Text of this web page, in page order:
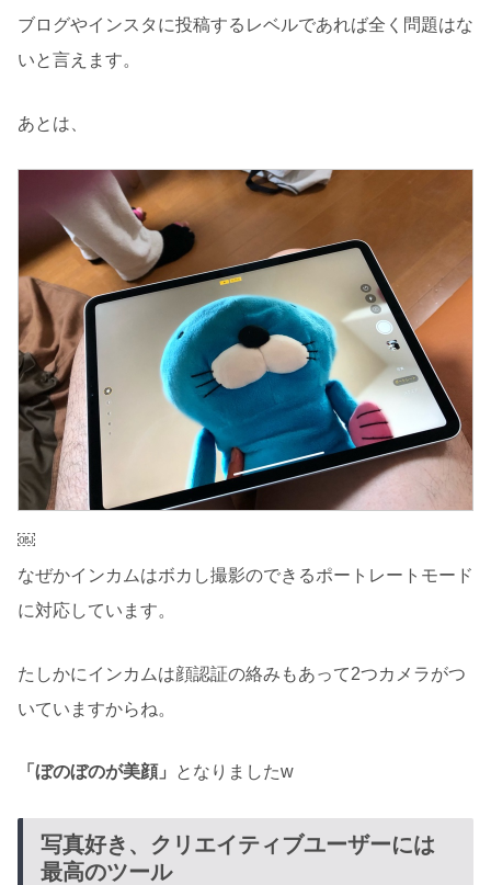
ブログやインスタに投稿するレベルであれば全く問題はな
いと言えます。
あとは、
￼
なぜかインカムはボカし撮影のできるポートレートモード
に対応しています。
たしかにインカムは顔認証の絡みもあって2つカメラがつ
いていますからね。
「ぼのぼのが美顔」 となりましたw
写真好き、クリエイティブユーザーには
最高のツール